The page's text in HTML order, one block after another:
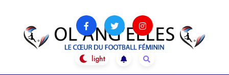
content
OL Ang'Elles
Le coeur du football féminin